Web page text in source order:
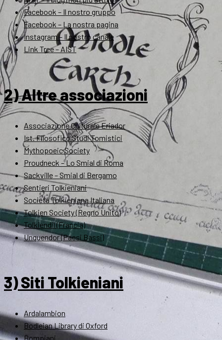
Facebook – Il nostro gruppo
Facebook – La nostra pagina
Instagram – Il nostro canale
Link Tree – AIST
2) Altre associazioni
Associazione Culturale Eriador
Ist. Filosofico Studi Tomistici
Mythopoeic Society
Proudneck – Lo Smial di Roma
Sackville – Smial di Bergamo
Sentieri Tolkieniani
Società Tolkieniana Italiana
Tolkien Society (Regno Unito)
Tolkiendil (Francia)
Unquendor (Paesi Bassi)
3) Siti Tolkieniani
Ardalambion
Bodleian Library di Oxford
Bompiani